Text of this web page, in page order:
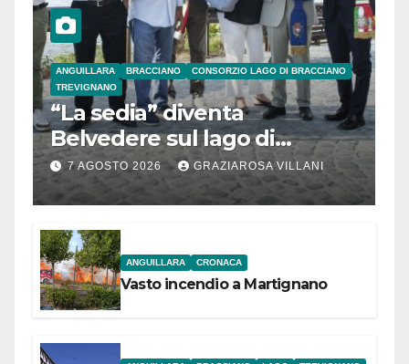
ANGUILLARA BRACCIANO
CONSORZIO LAGO DI BRACCIANO
TREVIGNANO
“La sedia” diventa
Belvedere sul lago di
Bracciano: ieri
l’inaugurazione
7 AGOSTO 2026 GRAZIAROSA VILLANI
ANGUILLARA CRONACA
Vasto incendio a Martignano